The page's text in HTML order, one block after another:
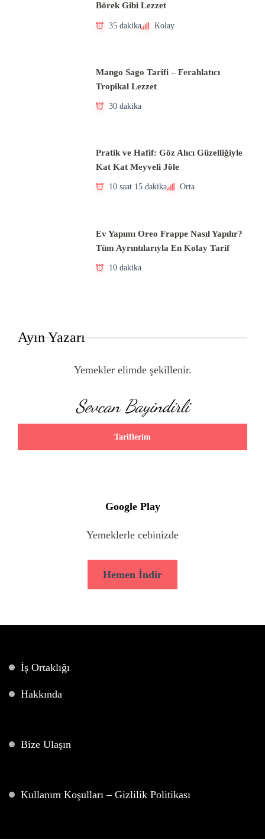
Börek Gibi Lezzet
35 dakika Kolay
Mango Sago Tarifi – Ferahlatıcı
Tropikal Lezzet
30 dakika
Pratik ve Hafif: Göz Alıcı Güzelliğiyle
Kat Kat Meyveli Jöle
10 saat 15 dakika Orta
Ev Yapımı Oreo Frappe Nasıl Yapılır?
Tüm Ayrıntılarıyla En Kolay Tarif
10 dakika
Ayın Yazarı
Yemekler elimde şekillenir.
Sevcan Bayindirli
Tariflerim
Google Play
Yemeklerle cebinizde
Hemen İndir
İş Ortaklığı
Hakkında
Bize Ulaşın
Kullanım Koşulları – Gizlilik Politikası